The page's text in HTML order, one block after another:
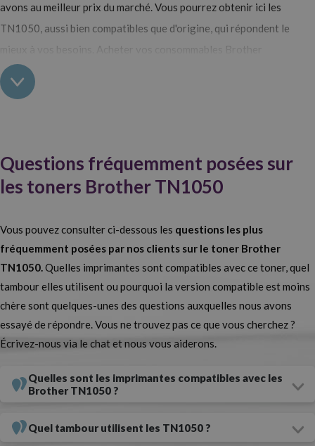
avons au meilleur prix du marché. Vous pourrez obtenir ici les
TN1050, aussi bien compatibles que d'origine, qui répondent le
mieux à vos besoins. Acheter vos consommables Brother
rapidement et à bas prix ? Uniquement ici !
Achetez les toners TN1050 chez Webcartouche
TN1050, vous le trouverez sur Webcartouche. Dans notre
catalogue, nous proposons toujours deux options :
des génériques. Cela dit, toutes les options que vous choisissez
sont aussi bonnes les unes que les autres. La qualité est
exceptionnelle dans les deux cas, n'en doutez pas.Vous voulez
obtenir d'excellents résultats d'impression à un prix
avantageux ? C'est possible avec les toners TN1050 !Si votre
imprimante les utilise, nous vous conseillons d'opter pour les
Vous aimeriez acheter des toners pour votre imprimante Brother
Questions fréquemment posées sur
les toners Brother TN1050
Vous pouvez consulter ci-dessous les questions les plus
fréquemment posées par nos clients sur le toner Brother
TN1050.Quelles imprimantes sont compatibles avec ce toner, quel
tambour elles utilisent ou pourquoi la version compatible est moins
chère sont quelques-unes des questions auxquelles nous avons
essayé de répondre. Vous ne trouvez pas ce que vous cherchez ?
Écrivez-nous via le chat et nous vous aiderons.
Quelles sont les imprimantes compatibles avec les
Brother TN1050 ?
Quel tambour utilisent les TN1050 ?